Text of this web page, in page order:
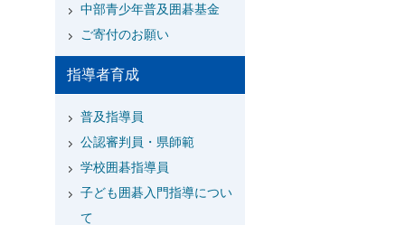
中部青少年普及囲碁基金
ご寄付のお願い
指導者育成
普及指導員
公認審判員・県師範
学校囲碁指導員
子ども囲碁入門指導につい
て